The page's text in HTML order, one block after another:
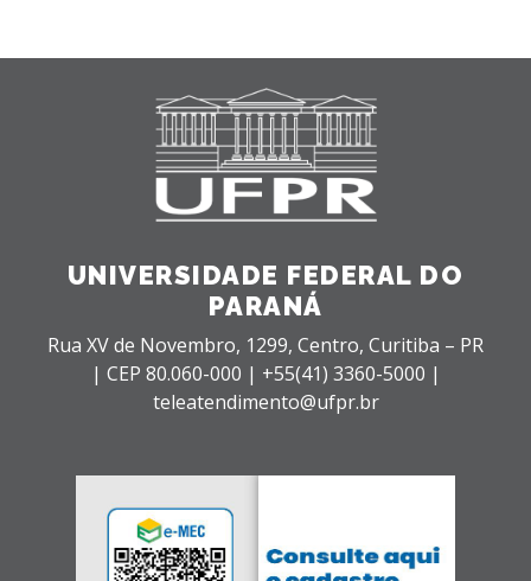
UNIVERSIDADE FEDERAL DO
PARANÁ
Rua XV de Novembro, 1299, Centro, Curitiba – PR
| CEP 80.060-000 | +55(41) 3360-5000 |
teleatendimento@ufpr.br